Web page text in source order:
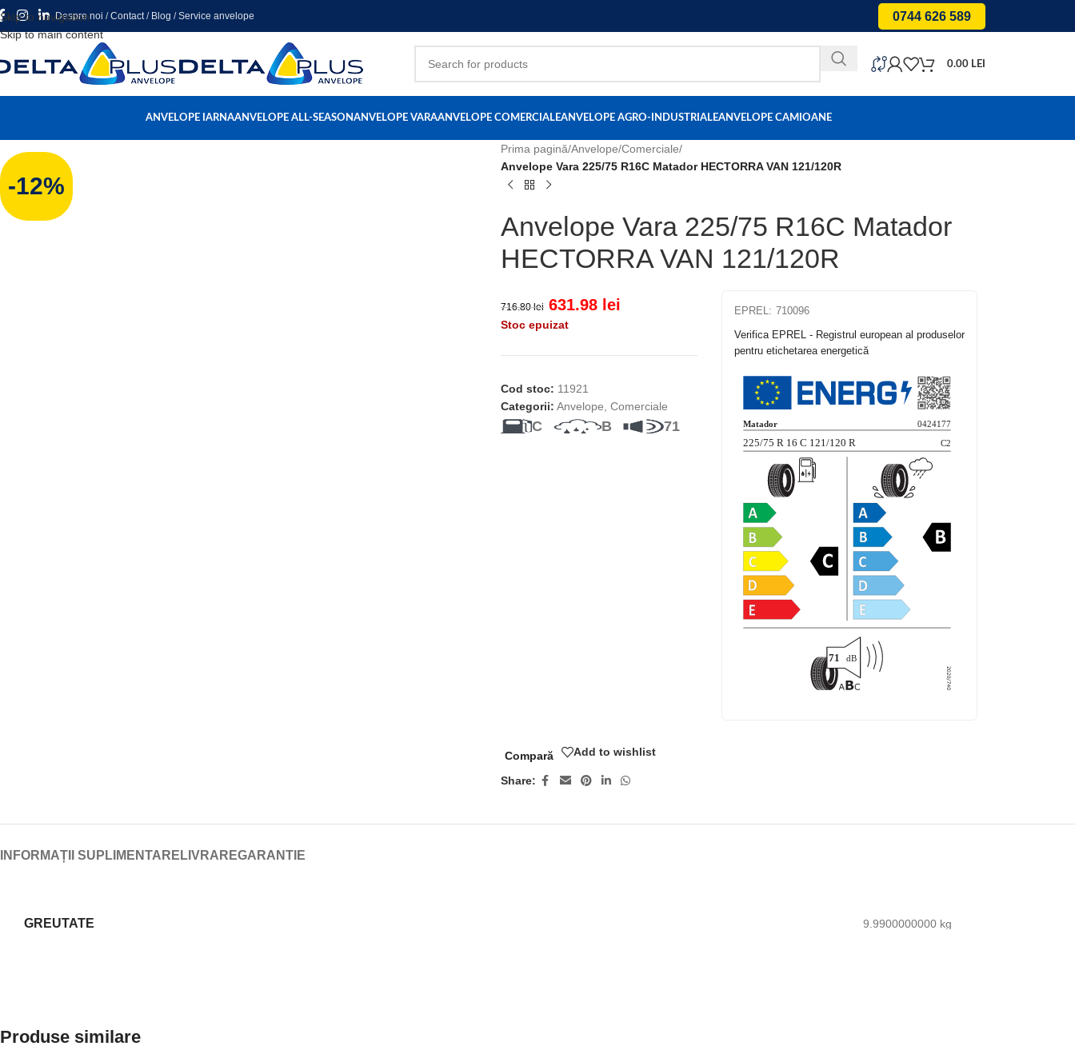
Skip to navigation
Skip to main content
Despre noi /Contact/ Blog /Service anvelope 0744 626 589
0.00 LEI
ANVELOPE IARNAANVELOPE ALL-SEASONANVELOPE VARAANVELOPE COMERCIALEANVELOPE AGRO-INDUSTRIALEANVELOPE CAMIOANE
-12%
Prima pagină/Anvelope/Comerciale/
Anvelope Vara 225/75 R16C Matador HECTORRA VAN 121/120R
Anvelope Vara 225/75 R16C Matador
HECTORRA VAN 121/120R
716.80lei 631.98 lei
Stoc epuizat
Cod stoc: 11921
Categorii: Anvelope Comerciale
C B 71
EPREL: 710096
Verifica EPREL - Registrul european al produselor
pentru etichetarea energetică
Compară Add to wishlist
Share:
INFORMAȚII SUPLIMENTARE LIVRAREGARANTIE
GREUTATE 9.9900000000 kg
Produse similare